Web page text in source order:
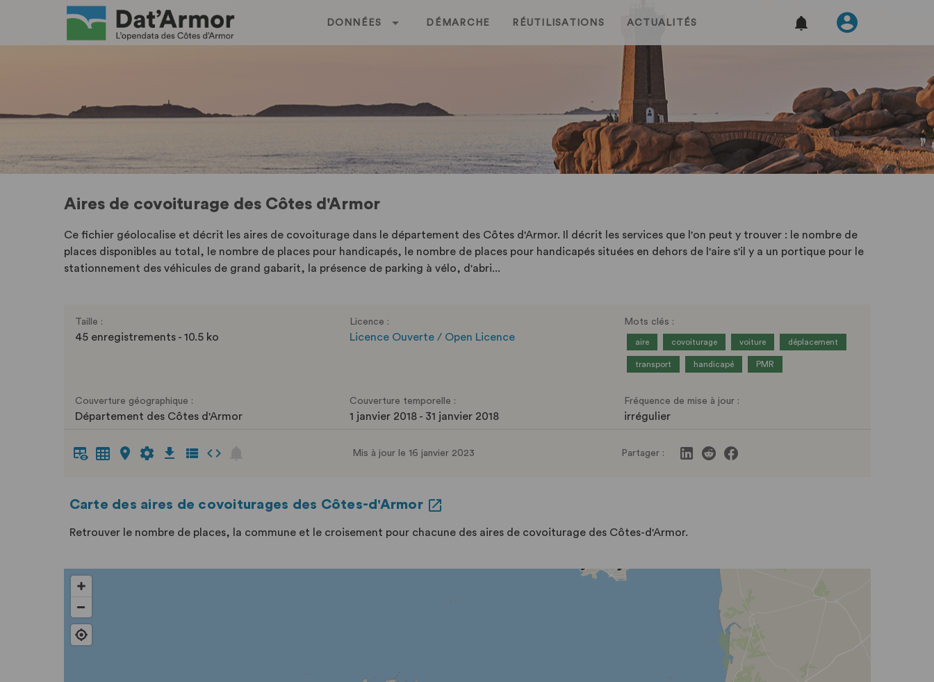
DONNÉES DÉMARCHE RÉUTILISATIONS ACTUALITÉS
Aires de covoiturage des Côtes d'Armor
Ce fichier géolocalise et décrit les aires de covoiturage dans le département des Côtes d'Armor. Il décrit les services que l'on peut y trouver : le nombre de
places disponibles au total, le nombre de places pour handicapés, le nombre de places pour handicapés situées en dehors de l'aire s'il y a un portique pour le
stationnement des véhicules de grand gabarit, la présence de parking à vélo, d'abri...
Taille :
45 enregistrements - 10.5 ko
Licence :
Licence Ouverte / Open Licence
Mots clés :
aire covoiturage voiture déplacement
transport handicapé PMR
Couverture géographique :
Département des Côtes d'Armor
Couverture temporelle :
1 janvier 2018 - 31 janvier 2018
Fréquence de mise à jour :
irrégulier
Mis à jour le 16 janvier 2023 Partager :
Carte des aires de covoiturages des Côtes-d'Armor
Retrouver le nombre de places, la commune et le croisement pour chacune des aires de covoiturage des Côtes-d'Armor.